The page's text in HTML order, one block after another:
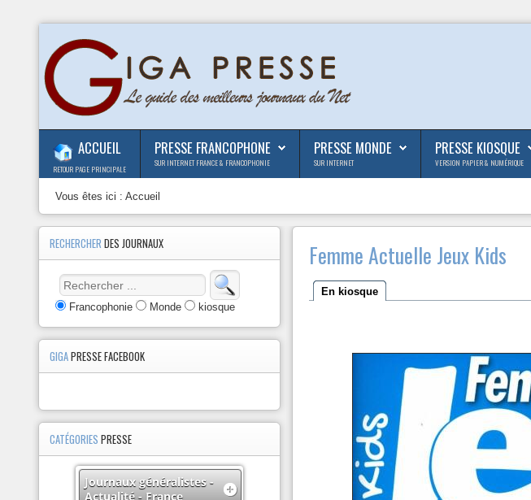
ACCUEIL
RETOUR PAGE PRINCIPALE
PRESSE FRANCOPHONE
SUR INTERNET FRANCE & FRANCOPHONIE
PRESSE MONDE
SUR INTERNET
PRESSE KIOSQUE
VERSION PAPIER & NUMÉRIQUE
Vous êtes ici :Accueil
Femme Actuelle Jeux Kids
En kiosque
RECHERCHERDES JOURNAUX
Francophonie Monde kiosque
GIGAPRESSE FACEBOOK
CATÉGORIESPRESSE
Journaux généralistes -
Actualité - France